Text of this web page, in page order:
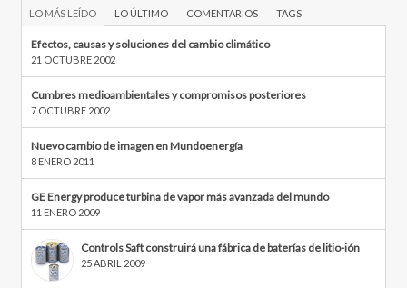
LO MÁS LEÍDO LO ÚLTIMO COMENTARIOS TAGS
Efectos, causas y soluciones del cambio climático
21 OCTUBRE 2002
Cumbres medioambientales y compromisos posteriores
7 OCTUBRE 2002
Nuevo cambio de imagen en Mundoenergía
8 ENERO 2011
GE Energy produce turbina de vapor más avanzada del mundo
11 ENERO 2009
Controls Saft construirá una fábrica de baterías de litio-ión
25 ABRIL 2009